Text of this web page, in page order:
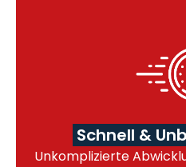
Schnell &
Unkomplizierte